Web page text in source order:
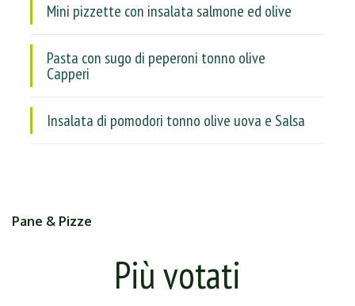
Mini pizzette con insalata salmone ed olive
Pasta con sugo di peperoni tonno olive
Capperi
Insalata di pomodori tonno olive uova e Salsa
Pane & Pizze
Più votati